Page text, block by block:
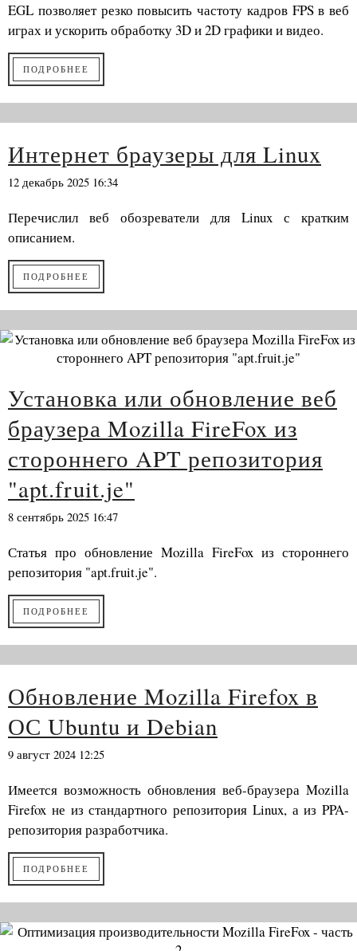
EGL позволяет резко повысить частоту кадров FPS в веб
играх и ускорить обработку 3D и 2D графики и видео.
ПОДРОБНЕЕ
Интернет браузеры для Linux
12 декабрь 2025 16:34
Перечислил веб обозреватели для Linux с кратким
описанием.
ПОДРОБНЕЕ
Установка или обновление веб
браузера Mozilla FireFox из
стороннего APT репозитория
"apt.fruit.je"
8 сентябрь 2025 16:47
Статья про обновление Mozilla FireFox из стороннего
репозитория "apt.fruit.je".
ПОДРОБНЕЕ
Обновление Mozilla Firefox в
ОС Ubuntu и Debian
9 август 2024 12:25
Имеется возможность обновления веб-браузера Mozilla
Firefox не из стандартного репозитория Linux, а из PPA-
репозитория разработчика.
ПОДРОБНЕЕ